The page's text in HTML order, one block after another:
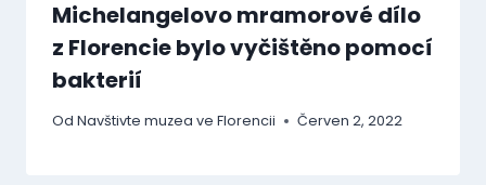
Michelangelovo mramorové dílo
z Florencie bylo vyčištěno pomocí
bakterií
Od Navštivte muzea ve Florencii Červen 2, 2022